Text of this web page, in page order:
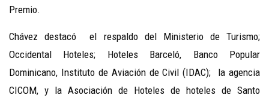
Premio.
Chávez destacó el respaldo del Ministerio de Turismo;
Occidental Hoteles; Hoteles Barceló, Banco Popular
Dominicano, Instituto de Aviación de Civil (IDAC); la agencia
CICOM, y la Asociación de Hoteles de hoteles de Santo